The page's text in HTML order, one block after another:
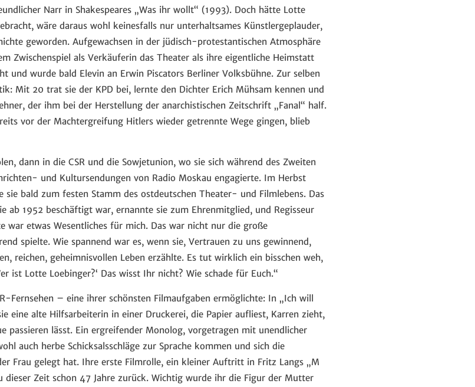
Narr in Shakespeares „Was ihr wollt“ (1993). Doch hätte Lotte
wäre daraus wohl keinesfalls nur unterhaltsames Künstlergeplauder,
geworden. Aufgewachsen in der jüdisch-protestantischen Atmosphäre
Zwischenspiel als Verkäuferin das Theater als ihre eigentliche Heimstatt
und wurde bald Elevin an Erwin Piscators Berliner Volksbühne. Zur selben
Mit 20 trat sie der KPD bei, lernte den Dichter Erich Mühsam kennen und
der ihm bei der Herstellung der anarchistischen Zeitschrift „Fanal“ half.
vor der Machtergreifung Hitlers wieder getrennte Wege gingen, blieb
dann in die CSR und die Sowjetunion, wo sie sich während des Zweiten
und Kultursendungen von Radio Moskau engagierte. Im Herbst
bald zum festen Stamm des ostdeutschen Theater- und Filmlebens. Das
ab 1952 beschäftigt war, ernannte sie zum Ehrenmitglied, und Regisseur
war etwas Wesentliches für mich. Das war nicht nur die große
spielte. Wie spannend war es, wenn sie, Vertrauen zu uns gewinnend,
reichen, geheimnisvollen Leben erzählte. Es tut wirklich ein bisschen weh,
ist Lotte Loebinger?‘ Das wisst Ihr nicht? Wie schade für Euch.“
Fernsehen – eine ihrer schönsten Filmaufgaben ermöglichte: In „Ich will
eine alte Hilfsarbeiterin in einer Druckerei, die Papier aufliest, Karren zieht,
passieren lässt. Ein ergreifender Monolog, vorgetragen mit unendlicher
auch herbe Schicksalsschläge zur Sprache kommen und sich die
Frau gelegt hat. Ihre erste Filmrolle, ein kleiner Auftritt in Fritz Langs „M
dieser Zeit schon 47 Jahre zurück. Wichtig wurde ihr die Figur der Mutter